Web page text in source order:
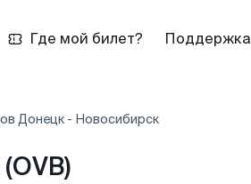
Где мой билет? Поддержка
Донецк - Новосибирск